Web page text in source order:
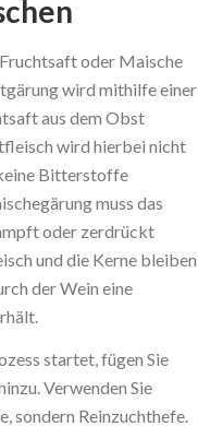
oder Maische
wird mithilfe einer
aus dem Obst
wird hierbei nicht
Bitterstoffe
muss das
oder zerdrückt
und die Kerne bleiben
der Wein eine
startet, fügen Sie
Verwenden Sie
sondern Reinzuchthefe.